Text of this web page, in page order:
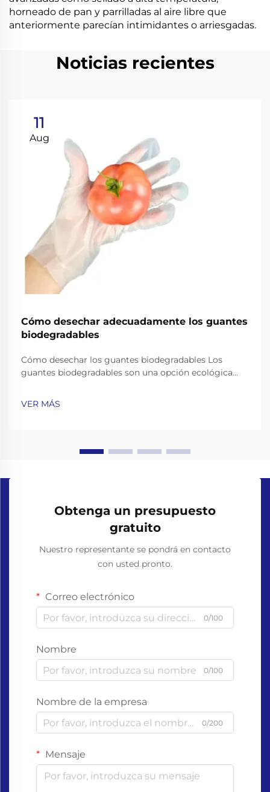
horneado de pan y parrilladas al aire libre que
anteriormente parecían intimidantes o arriesgadas.
Noticias recientes
11
Aug
Cómo desechar adecuadamente los guantes
biodegradables
Cómo desechar los guantes biodegradables Los
guantes biodegradables son una opción ecológica
prometiendo descomponerse naturalmente. Pero sus
beneficios ambientales sólo funcionan si los desechas
VER MÁS
Obtenga un presupuesto
gratuito
Nuestro representante se pondrá en contacto
con usted pronto.
Correo electrónico
0/100
Nombre
0/100
Nombre de la empresa
0/200
Mensaje